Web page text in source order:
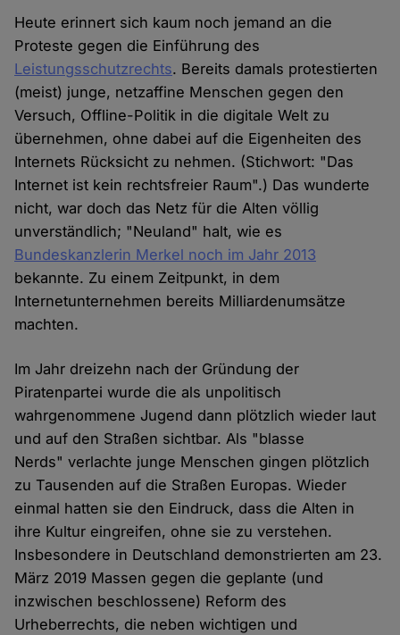
Heute erinnert sich kaum noch jemand an die
Proteste gegen die Einführung des
Leistungsschutzrechts. Bereits damals protestierten
(meist) junge, netzaffine Menschen gegen den
Versuch, Offline-Politik in die digitale Welt zu
übernehmen, ohne dabei auf die Eigenheiten des
Internets Rücksicht zu nehmen. (Stichwort: "Das
Internet ist kein rechtsfreier Raum".) Das wunderte
nicht, war doch das Netz für die Alten völlig
unverständlich; "Neuland" halt, wie es
Bundeskanzlerin Merkel noch im Jahr 2013
bekannte. Zu einem Zeitpunkt, in dem
Internetunternehmen bereits Milliardenumsätze
machten.
Im Jahr dreizehn nach der Gründung der
Piratenpartei wurde die als unpolitisch
wahrgenommene Jugend dann plötzlich wieder laut
und auf den Straßen sichtbar. Als "blasse
Nerds" verlachte junge Menschen gingen plötzlich
zu Tausenden auf die Straßen Europas. Wieder
einmal hatten sie den Eindruck, dass die Alten in
ihre Kultur eingreifen, ohne sie zu verstehen.
Insbesondere in Deutschland demonstrierten am 23.
März 2019 Massen gegen die geplante (und
inzwischen beschlossene) Reform des
Urheberrechts, die neben wichtigen und